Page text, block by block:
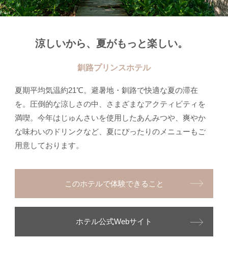
涼しいから、夏がもっと楽しい。
釧路プリンスホテル
夏期平均気温約21℃。避暑地・釧路で快適な夏の滞在
を。圧倒的な涼しさの中、さまざまなアクティビティを
満喫。今年はじゅんさいを使用したあんみつや、爽やか
な味わいのドリンクなど、夏にぴったりのメニューもご
用意しております。
このホテルで体験できること
ホテル公式Webサイト